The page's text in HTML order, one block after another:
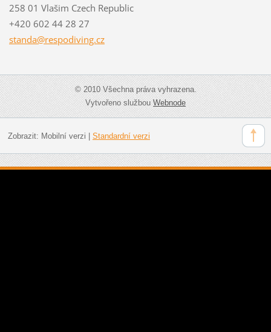
258 01 Vlašim Czech Republic
+420 602 44 28 27
standa@respodiving.cz
© 2010 Všechna práva vyhrazena.
Vytvořeno službouWebnode
Zobrazit: Mobilní verzi Standardní verzi